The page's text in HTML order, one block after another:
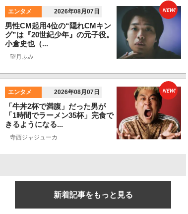
エンタメ 2026年08月07日
男性CM起用4位の“隠れCMキン
グ”は『20世紀少年』の元子役。
小倉史也（...
望月ふみ
NEW!
エンタメ 2026年08月07日
「牛丼2杯で満腹」だった男が
「1時間でラーメン35杯」完食で
きるようになる...
寺西ジャジューカ
NEW!
新着記事をもっと見る